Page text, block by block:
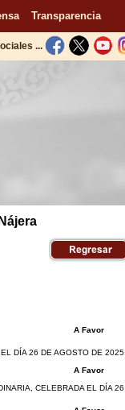
Transparencia
...
A Favor
DÍA 26 DE AGOSTO DE 2025.
A Favor
CELEBRADA EL DÍA 26